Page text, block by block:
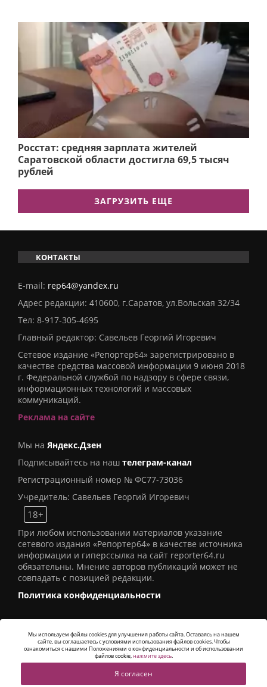
Росстат: средняя зарплата жителей
Саратовской области достигла 69,5 тысяч
рублей
ЗАГРУЗИТЬ ЕЩЕ
КОНТАКТЫ
E-mail: rep64@yandex.ru
Адрес редакции: 410600, г.Саратов, ул.Вольская 32/34
Тел: 8-917-305-4695
Главный редактор: Савельев Георгий Игоревич
Сетевое издание «Репортер64» зарегистрировано в
качестве средства массовой информации 9 июня 2018
г. Федеральной службой по надзору в сфере связи,
информационных технологий и массовых
коммуникаций.
Реклама на сайте
Мы на Яндекс.Дзен
Подписывайтесь на наш телеграм-канал
Регистрационный номер № ФС77-73036
Учредитель: Савельев Георгий Игоревич
18+
При любом использовании материалов указание
сетевого издания «Репортер64» в качестве источника
информации и гиперссылка на сайт reporter64.ru
обязательны. Мнение авторов публикаций может не
совпадать с позицией редакции.
Политика конфиденциальности
© 2016СИ «Репортер64». Все права защищены -
Alatis Studio
Мы используем файлы cookies для улучшения работы сайта. Оставаясь на нашем
сайте, вы соглашаетесь с условиями использования файлов cookies. Чтобы
ознакомиться с нашими Положениями о конфиденциальности и об использовании
файлов cookie,нажмите здесь.
Я согласен